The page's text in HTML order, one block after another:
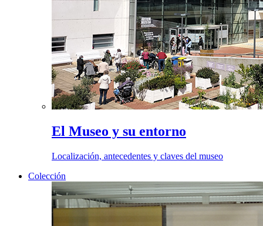
El Museo y su entorno
Localización, antecedentes y claves del museo
Colección